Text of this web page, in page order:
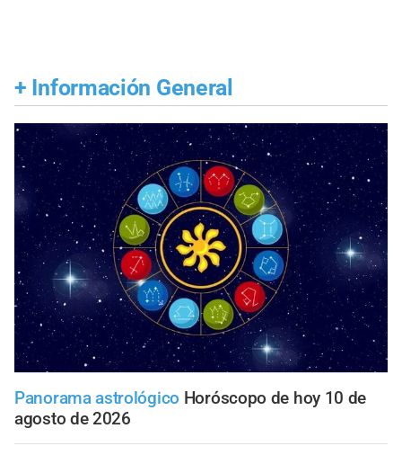
+ Información General
Panorama astrológico Horóscopo de hoy 10 de
agosto de 2026